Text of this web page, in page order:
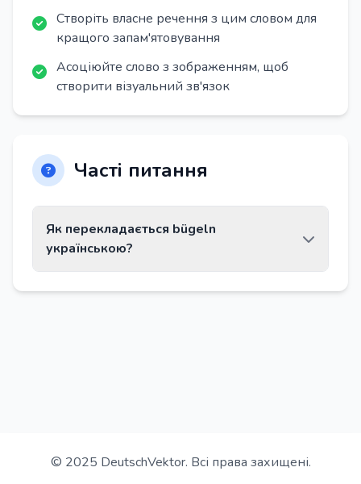
Створіть власне речення з цим словом для
кращого запам'ятовування
Асоціюйте слово з зображенням, щоб
створити візуальний зв'язок
Часті питання
Як перекладається bügeln
українською?
Слово bügeln перекладається як «гладити».
© 2025 DeutschVektor. Всі права захищені.